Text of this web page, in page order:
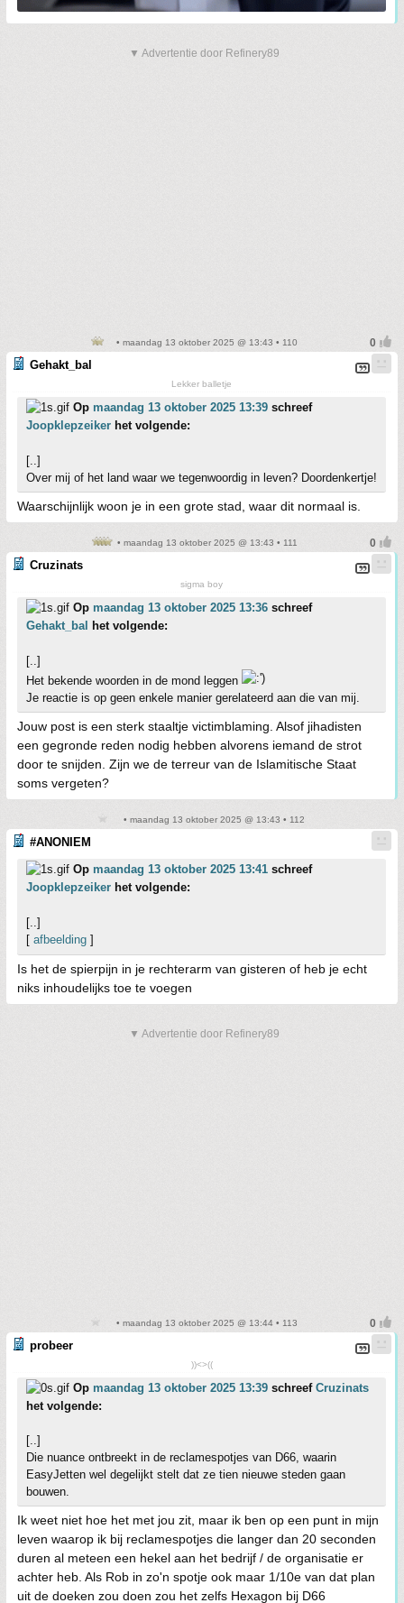
▼ Advertentie door Refinery89
• maandag 13 oktober 2025 @ 13:43 • 110
Gehakt_bal
Lekker balletje
Op maandag 13 oktober 2025 13:39 schreef
Joopklepzeiker het volgende:
[..]
Over mij of het land waar we tegenwoordig in leven? Doordenkertje!
Waarschijnlijk woon je in een grote stad, waar dit normaal is.
• maandag 13 oktober 2025 @ 13:43 • 111
Cruzinats
sigma boy
Op maandag 13 oktober 2025 13:36 schreef
Gehakt_bal het volgende:
[..]
Het bekende woorden in de mond leggen
Je reactie is op geen enkele manier gerelateerd aan die van mij.
Jouw post is een sterk staaltje victimblaming. Alsof jihadisten
een gegronde reden nodig hebben alvorens iemand de strot
door te snijden. Zijn we de terreur van de Islamitische Staat
soms vergeten?
• maandag 13 oktober 2025 @ 13:43 • 112
#ANONIEM
Op maandag 13 oktober 2025 13:41 schreef
Joopklepzeiker het volgende:
[..]
[ afbeelding ]
Is het de spierpijn in je rechterarm van gisteren of heb je echt
niks inhoudelijks toe te voegen
▼ Advertentie door Refinery89
• maandag 13 oktober 2025 @ 13:44 • 113
probeer
))<>((
Op maandag 13 oktober 2025 13:39 schreef Cruzinats
het volgende:
[..]
Die nuance ontbreekt in de reclamespotjes van D66, waarin
EasyJetten wel degelijkt stelt dat ze tien nieuwe steden gaan
bouwen.
Ik weet niet hoe het met jou zit, maar ik ben op een punt in mijn
leven waarop ik bij reclamespotjes die langer dan 20 seconden
duren al meteen een hekel aan het bedrijf / de organisatie er
achter heb. Als Rob in zo'n spotje ook maar 1/10e van dat plan
uit de doeken zou doen zou het zelfs Hexagon bij D66